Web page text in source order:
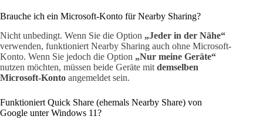
Brauche ich ein Microsoft-Konto für Nearby Sharing?
Nicht unbedingt. Wenn Sie die Option „Jeder in der Nähe“
verwenden, funktioniert Nearby Sharing auch ohne Microsoft-
Konto. Wenn Sie jedoch die Option „Nur meine Geräte“
nutzen möchten, müssen beide Geräte mit demselben
Microsoft-Konto angemeldet sein.
Funktioniert Quick Share (ehemals Nearby Share) von
Google unter Windows 11?